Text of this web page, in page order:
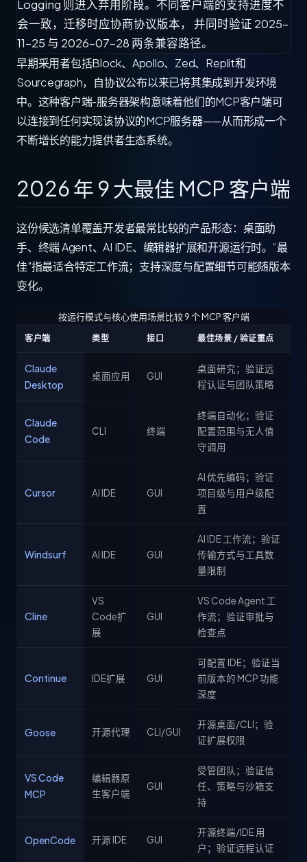
Logging 则进入弃用阶段。不同客户端的支持进度不
会一致，迁移时应协商协议版本， 并同时验证 2025-
11-25 与 2026-07-28 两条兼容路径。
早期采用者包括Block、Apollo、Zed、Replit和
Sourcegraph，自协议公布以来已将其集成到开发环境
中。这种客户端-服务器架构意味着他们的MCP客户端可
以连接到任何实现该协议的MCP服务器——从而形成一个
不断增长的能力提供者生态系统。
2026 年 9 大最佳 MCP 客户端
这份候选清单覆盖开发者最常比较的产品形态：桌面助
手、终端 Agent、AI IDE、编辑器扩展和开源运行时。“最
佳”指最适合特定工作流；支持深度与配置细节可能随版本
变化。
按运行模式与核心使用场景比较 9 个 MCP 客户端
客户端 类型 接口 最佳场景 / 验证重点
Claude
Desktop
桌面应用 GUI
桌面研究；验证远
程认证与团队策略
Claude
Code
CLI 终端
终端自动化；验证
配置范围与无人值
守调用
Cursor AI IDE GUI
AI 优先编码；验证
项目级与用户级配
置
Windsurf AI IDE GUI
AI IDE 工作流；验证
传输方式与工具数
量限制
Cline
VS
Code扩
展
GUI
VS Code Agent 工
作流；验证审批与
检查点
Continue IDE扩展 GUI
可配置 IDE；验证当
前版本的 MCP 功能
深度
Goose 开源代理 CLI/GUI
开源桌面/CLI；验
证扩展权限
VS Code
MCP
编辑器原
生客户端
GUI
受管团队；验证信
任、策略与沙箱支
持
OpenCode 开源 IDE GUI
开源终端/IDE 用
户；验证远程认证